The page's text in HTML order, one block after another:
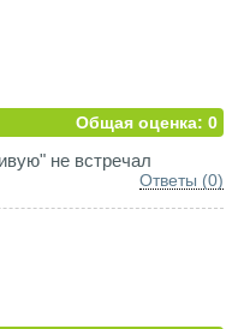
Общая оценка: 0
не встречал
Ответы (0)